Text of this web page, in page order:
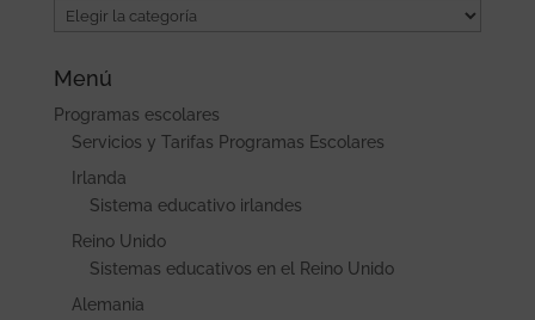
Categorías
Menú
Programas escolares
Servicios y Tarifas Programas Escolares
Irlanda
Sistema educativo irlandes
Reino Unido
Sistemas educativos en el Reino Unido
Alemania